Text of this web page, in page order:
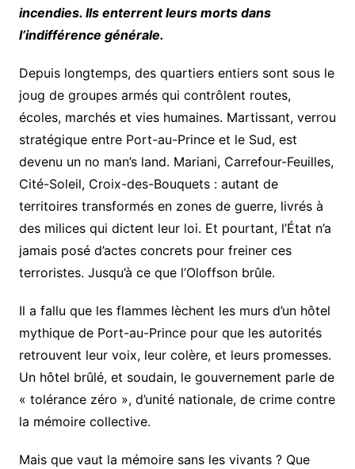
incendies. Ils enterrent leurs morts dans
l’indifférence générale.
Depuis longtemps, des quartiers entiers sont sous le
joug de groupes armés qui contrôlent routes,
écoles, marchés et vies humaines. Martissant, verrou
stratégique entre Port-au-Prince et le Sud, est
devenu un no man’s land. Mariani, Carrefour-Feuilles,
Cité-Soleil, Croix-des-Bouquets : autant de
territoires transformés en zones de guerre, livrés à
des milices qui dictent leur loi. Et pourtant, l’État n’a
jamais posé d’actes concrets pour freiner ces
terroristes. Jusqu’à ce que l’Oloffson brûle.
Il a fallu que les flammes lèchent les murs d’un hôtel
mythique de Port-au-Prince pour que les autorités
retrouvent leur voix, leur colère, et leurs promesses.
Un hôtel brûlé, et soudain, le gouvernement parle de
« tolérance zéro », d’unité nationale, de crime contre
la mémoire collective.
Mais que vaut la mémoire sans les vivants ? Que